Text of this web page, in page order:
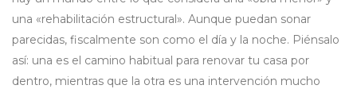
una «rehabilitación estructural». Aunque puedan sonar
parecidas, fiscalmente son como el día y la noche. Piénsalo
así: una es el camino habitual para renovar tu casa por
dentro, mientras que la otra es una intervención mucho